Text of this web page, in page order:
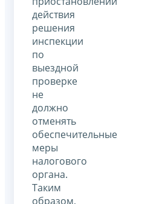
действия
решения
инспекции
по
выездной
проверке
не
должно
отменять
обеспечительные
меры
налогового
органа.
Таким
образом,